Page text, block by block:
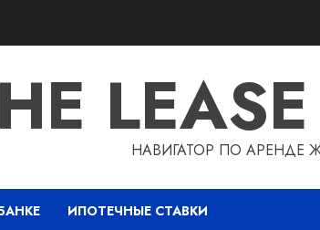
НАВИГАТОР ПО АРЕНДЕ
ИПОТЕЧНЫЕ СТАВКИ